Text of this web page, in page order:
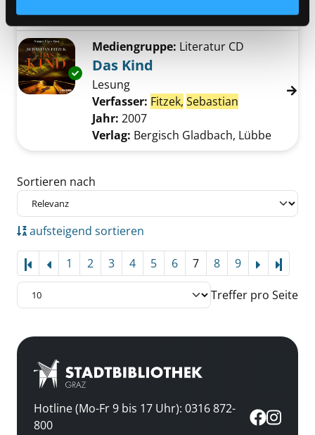
Verlag:Bergisch Gladbach, Lübbe
Exemplar-Details von Das Kind anzeigen
Mediengruppe: Literatur CD
Das Kind
Lesung
Verfasser: Fitzek, Sebastian
Jahr: 2007
Verlag: Bergisch Gladbach, Lübbe
Zu den Suchfiltern springen
Sortieren nach
aufsteigend sortieren
1 2 3 4 5 6 7 8 9
Treffer pro Seite
Hotline (Mo-Fr 9 bis 17 Uhr): 0316 872-
800